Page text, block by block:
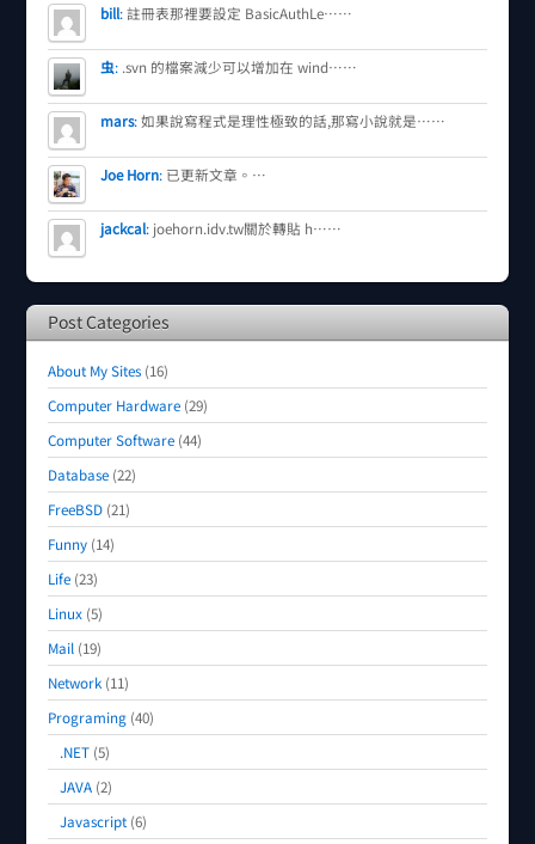
bill:註冊表那裡要設定 BasicAuthLe……
虫: .svn 的檔案減少可以增加在 wind……
mars:如果說寫程式是理性極致的話,那寫小說就是……
Joe Horn: 已更新文章。…
jackcal: joehorn.idv.tw關於轉貼 h……
Post Categories
About My Sites (16)
Computer Hardware (29)
Computer Software (44)
Database (22)
FreeBSD (21)
Funny (14)
Life (23)
Linux (5)
Mail (19)
Network (11)
Programing (40)
.NET (5)
JAVA (2)
Javascript (6)